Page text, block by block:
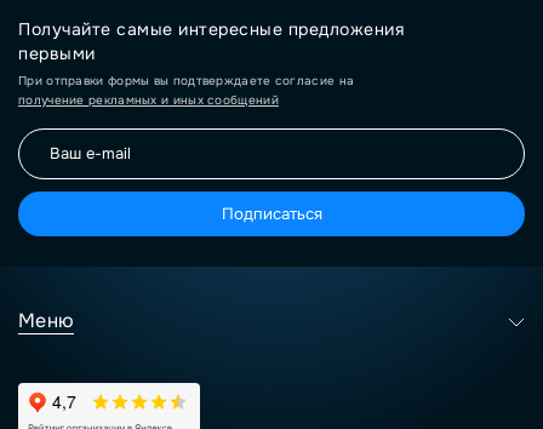
Получайте самые интересные предложения
первыми
При отправки формы вы подтверждаете согласие на
получение рекламных и иных сообщений
Подписаться
Меню